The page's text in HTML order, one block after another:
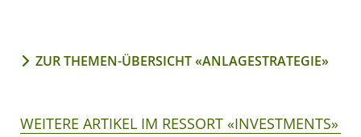
ZUR THEMEN-ÜBERSICHT «ANLAGESTRATEGIE»
WEITERE ARTIKEL IM RESSORT «INVESTMENTS»